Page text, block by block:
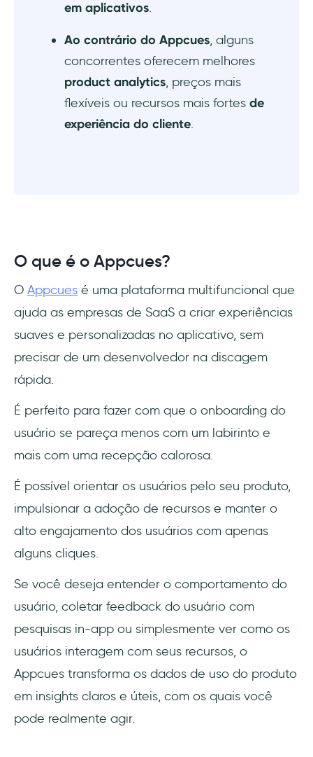
em aplicativos.
Ao contrário do Appcues, alguns
concorrentes oferecem melhores
product analytics, preços mais
flexíveis ou recursos mais fortes de
experiência do cliente.
O que é o Appcues?
O Appcues é uma plataforma multifuncional que
ajuda as empresas de SaaS a criar experiências
suaves e personalizadas no aplicativo, sem
precisar de um desenvolvedor na discagem
rápida.
É perfeito para fazer com que o onboarding do
usuário se pareça menos com um labirinto e
mais com uma recepção calorosa.
É possível orientar os usuários pelo seu produto,
impulsionar a adoção de recursos e manter o
alto engajamento dos usuários com apenas
alguns cliques.
Se você deseja entender o comportamento do
usuário, coletar feedback do usuário com
pesquisas in-app ou simplesmente ver como os
usuários interagem com seus recursos, o
Appcues transforma os dados de uso do produto
em insights claros e úteis, com os quais você
pode realmente agir.